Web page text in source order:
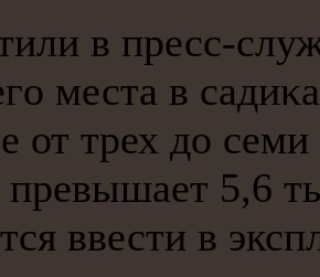
в пресс-
места в
от трех до
5,6
ввести в